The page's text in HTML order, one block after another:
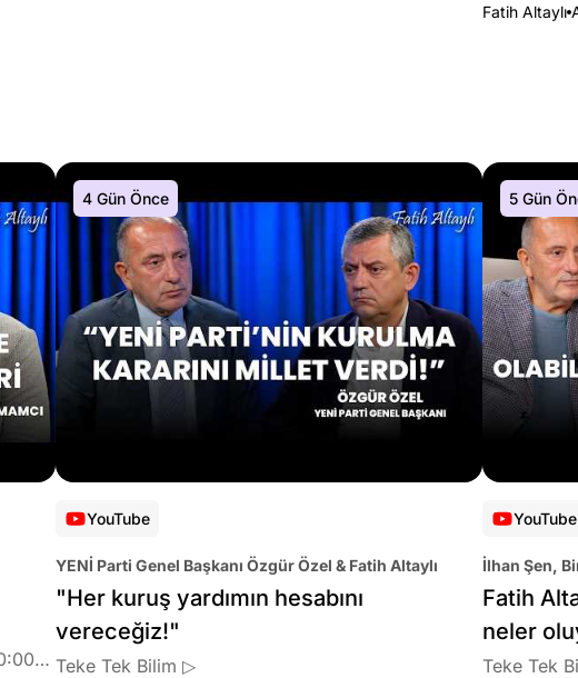
Fatih Altaylı
4 Gün Önce
YouTube
YENİ Parti Genel Başkanı Özgür Özel & Fatih Altaylı
"Her kuruş yardımın hesabını
vereceğiz!"
Teke Tek Bilim ▷
5 Gün
YouTube
İlhan Şen,
Fatih
neler
Teke Tek